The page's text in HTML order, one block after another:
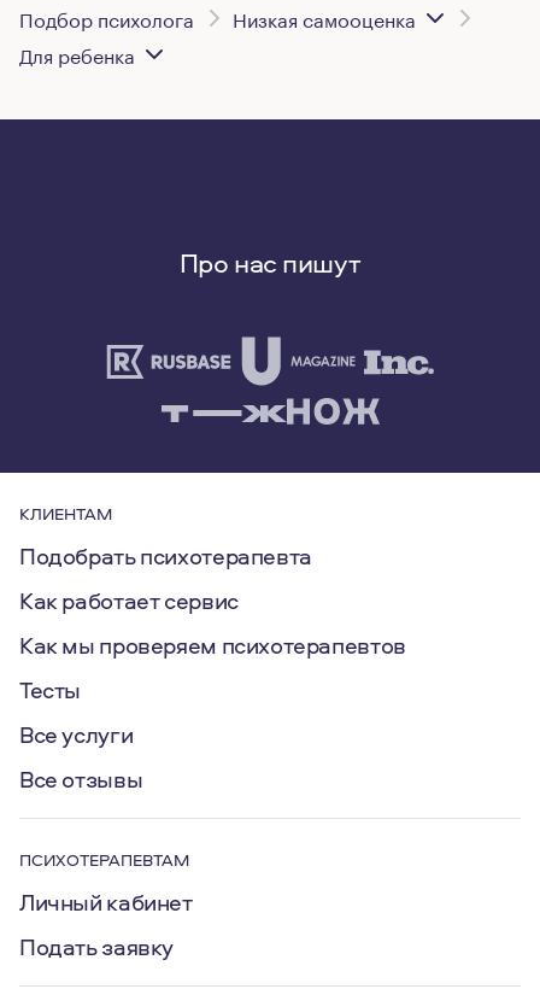
Подбор психолога
Низкая самооценка
Для ребенка
Про нас пишут
КЛИЕНТАМ
Подобрать психотерапевта
Как работает сервис
Как мы проверяем психотерапевтов
Тесты
Все услуги
Все отзывы
ПСИХОТЕРАПЕВТАМ
Личный кабинет
Подать заявку